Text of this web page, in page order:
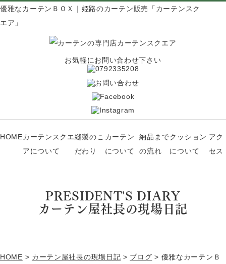
優雅なカーテンＢＯＸ｜姫路のカーテン販売「カーテンスク
エア」
お気軽にお問い合わせ下さい
HOMEカーテンスクエ
アについて
縫製のこ
だわり
カーテン
について
納品まで
の流れ
クッション
について
アク
セス
PRESIDENT'S DIARY
カーテン屋社長の現場日記
HOME > カーテン屋社長の現場日記 > ブログ > 優雅なカーテンＢ